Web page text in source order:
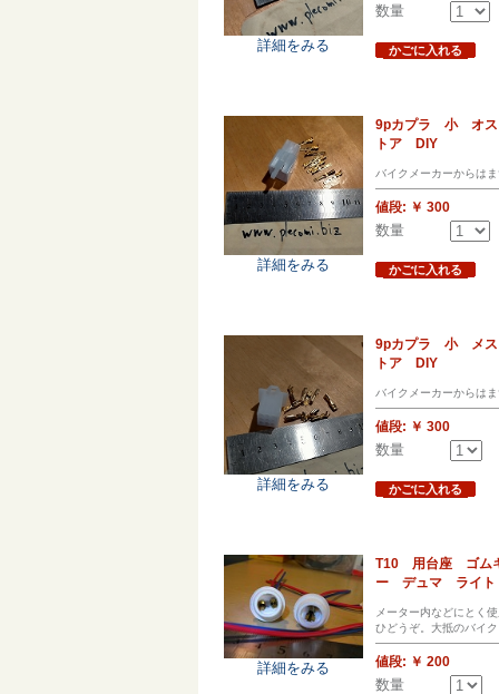
詳細をみる
数量
かごに入れる
詳細をみる
9pカプラ 小 オ
トア DIY
バイクメーカーからは
値段: ￥ 300
数量
かごに入れる
詳細をみる
9pカプラ 小 メ
トア DIY
バイクメーカーからは
値段: ￥ 300
数量
かごに入れる
詳細をみる
T10 用台座 ゴム
ー デュマ ライト
メーター内などにとく
ひどうぞ。大抵のバイ
値段: ￥ 200
数量